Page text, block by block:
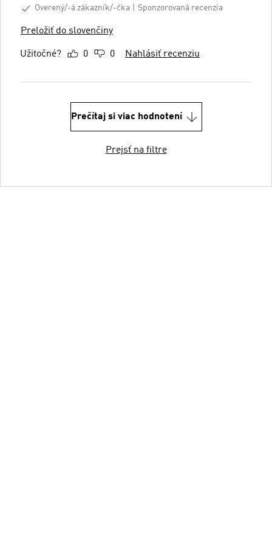
Overený/-á zákazník/-čka
Sponzorovaná recenzia
Preložiť do slovenčiny
Užitočné? 0 0 Nahlásiť recenziu
Prečítaj si viac hodnotení
Prejsť na filtre